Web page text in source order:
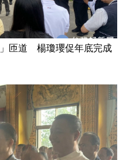
匝道 楊瓊瓔促年底完成